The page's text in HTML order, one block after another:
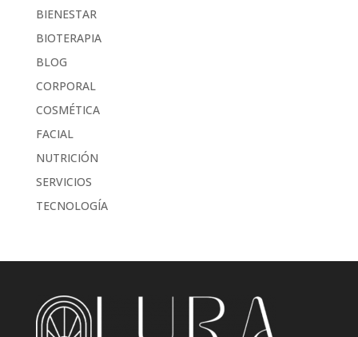
BIENESTAR
BIOTERAPIA
BLOG
CORPORAL
COSMÉTICA
FACIAL
NUTRICIÓN
SERVICIOS
TECNOLOGÍA